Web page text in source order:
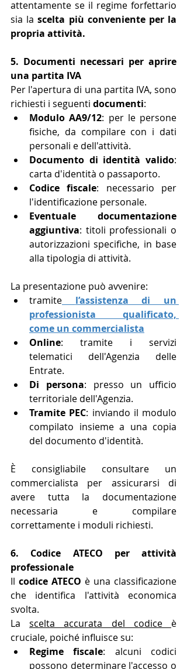
attentamente se il regime forfettario
sia la scelta più conveniente per la
propria attività.
5. Documenti necessari per aprire
una partita IVA
Per l'apertura di una partita IVA, sono
richiesti i seguenti documenti:
Modulo AA9/12: per le persone
fisiche, da compilare con i dati
personali e dell'attività.
Documento di identità valido:
carta d'identità o passaporto.
Codice fiscale: necessario per
l'identificazione personale.
Eventuale documentazione
aggiuntiva: titoli professionali o
autorizzazioni specifiche, in base
alla tipologia di attività.
La presentazione può avvenire:
tramite
l’assistenza di un
professionista qualificato,
come un commercialista
Online: tramite i servizi
telematici dell'Agenzia delle
Entrate.
Di persona: presso un ufficio
territoriale dell'Agenzia.
Tramite PEC: inviando il modulo
compilato insieme a una copia
del documento d'identità.
È consigliabile consultare un
commercialista per assicurarsi di
avere tutta la documentazione
necessaria e compilare
correttamente i moduli richiesti.
6. Codice ATECO per attività
professionale
Il codice ATECO è una classificazione
che identifica l'attività economica
svolta.
La scelta accurata del codice è
cruciale, poiché influisce su:
Regime fiscale: alcuni codici
possono determinare l'accesso o